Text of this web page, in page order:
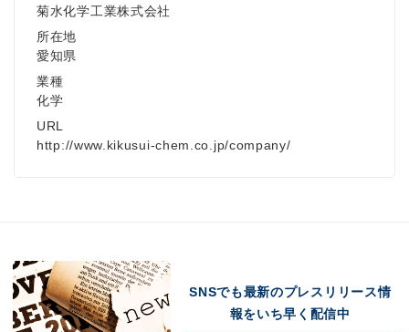
菊水化学工業株式会社
所在地
愛知県
業種
化学
URL
http://www.kikusui-chem.co.jp/company/
SNSでも最新のプレスリリース情
報をいち早く配信中